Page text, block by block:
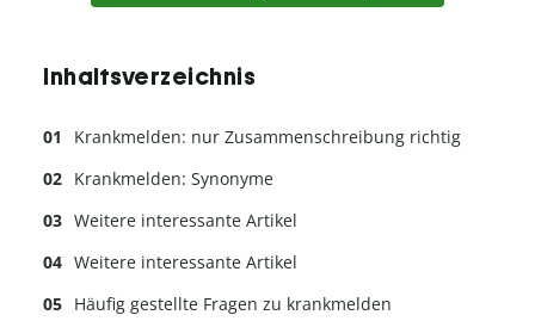
Inhaltsverzeichnis
Krankmelden: nur Zusammenschreibung richtig
Krankmelden: Synonyme
Weitere interessante Artikel
Weitere interessante Artikel
Häufig gestellte Fragen zu krankmelden